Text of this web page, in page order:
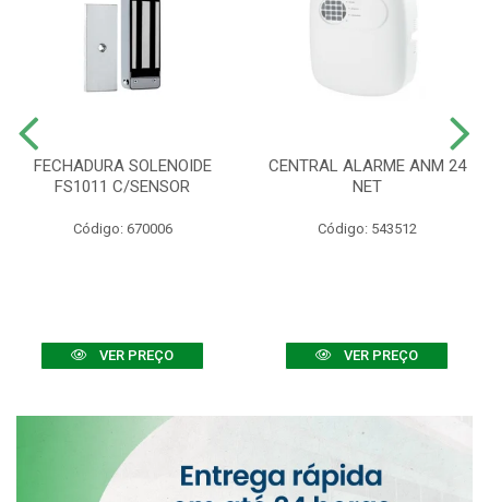
FECHADURA SOLENOIDE
FS1011 C/SENSOR
Código: 670006
VER PREÇO
CENTRAL ALARME ANM 24
NET
Código: 543512
VER PREÇO